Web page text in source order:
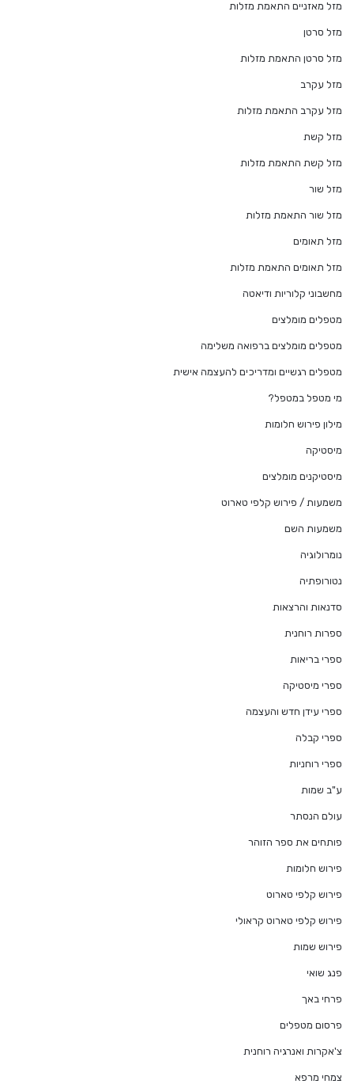
מזל מאזניים התאמת מזלות
מזל סרטן
מזל סרטן התאמת מזלות
מזל עקרב
מזל עקרב התאמת מזלות
מזל קשת
מזל קשת התאמת מזלות
מזל שור
מזל שור התאמת מזלות
מזל תאומים
מזל תאומים התאמת מזלות
מחשבוני קלוריות ודיאטה
מטפלים מומלצים
מטפלים מומלצים ברפואה משלימה
מטפלים רגשיים ומדריכים להעצמה אישית
מי מטפל במטפל?
מילון פירוש חלומות
מיסטיקה
מיסטיקנים מומלצים
משמעות / פירוש קלפי טארוט
משמעות השם
נומרולוגיה
נטורופתיה
סדנאות והרצאות
ספרות רוחנית
ספרי בריאות
ספרי מיסטיקה
ספרי עידן חדש והעצמה
ספרי קבלה
ספרי רוחניות
ע"ב שמות
עולם הנסתר
פותחים את ספר הזוהר
פירוש חלומות
פירוש קלפי טארוט
פירוש קלפי טארוט קראולי
פירוש שמות
פנג שואי
פרחי באך
פרסום מטפלים
צ'אקרות ואנרגיה רוחנית
צמחי מרפא